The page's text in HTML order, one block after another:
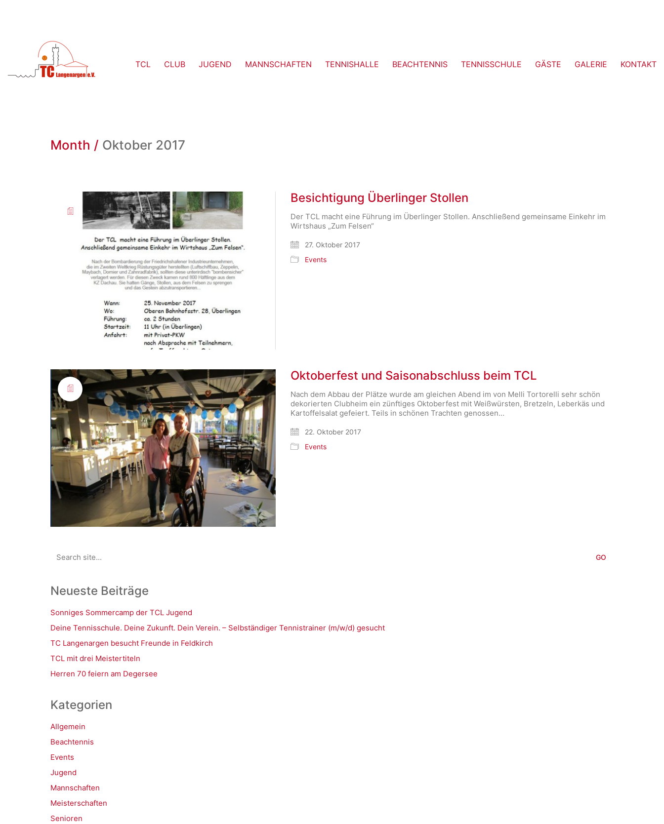
TCL CLUB JUGEND MANNSCHAFTEN TENNISHALLE BEACHTENNIS TENNISSCHULE GÄSTE GALERIE KONTAKT
Month / Oktober 2017
Besichtigung Überlinger Stollen
Der TCL macht eine Führung im Überlinger Stollen. Anschließend gemeinsame Einkehr im
Wirtshaus „Zum Felsen“
27. Oktober 2017
Events
Oktoberfest und Saisonabschluss beim TCL
Nach dem Abbau der Plätze wurde am gleichen Abend im von Melli Tortorelli sehr schön
dekorierten Clubheim ein zünftiges Oktoberfest mit Weißwürsten, Bretzeln, Leberkäs und
Kartoffelsalat gefeiert. Teils in schönen Trachten genossen…
22. Oktober 2017
Events
for:
Neueste Beiträge
Sonniges Sommercamp der TCL Jugend
Deine Tennisschule. Deine Zukunft. Dein Verein. – Selbständiger Tennistrainer (m/w/d) gesucht
TC Langenargen besucht Freunde in Feldkirch
TCL mit drei Meistertiteln
Herren 70 feiern am Degersee
Kategorien
Allgemein
Beachtennis
Events
Jugend
Mannschaften
Meisterschaften
Senioren